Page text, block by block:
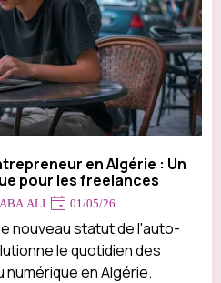
en Algérie : Un
pour les freelances
ALI 01/05/26
nouveau statut de l'auto-
le quotidien des
en Algérie.